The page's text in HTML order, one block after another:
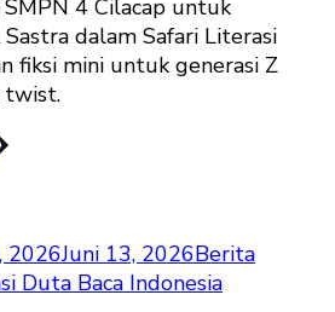
4 Cilacap untuk
dalam Safari Literasi
fiksi mini untuk generasi Z
twist.
2026Juni 13, 2026Berita
Duta Baca Indonesia